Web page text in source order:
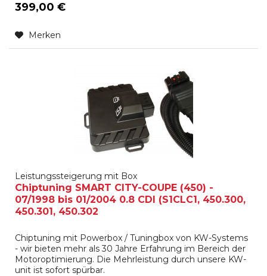
399,00 €
Merken
Leistungssteigerung mit Box
Chiptuning SMART CITY-COUPE (450) -
07/1998 bis 01/2004 0.8 CDI (S1CLC1, 450.300,
450.301, 450.302
Chiptuning mit Powerbox / Tuningbox von KW-Systems
- wir bieten mehr als 30 Jahre Erfahrung im Bereich der
Motoroptimierung. Die Mehrleistung durch unsere KW-
unit ist sofort spürbar.